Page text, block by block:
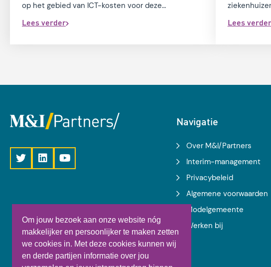
Om jouw bezoek aan onze website nóg
makkelijker en persoonlijker te maken zetten
we cookies in. Met deze cookies kunnen wij
en derde partijen informatie over jou
op het gebied van ICT-kosten voor deze
ziekenhuizen nog groter geworden, mede door de
Lees verder Lees verder
Navigatie
Over M&I/Partners
Interim-management
Privacybeleid
Algemene voorwaarden
Modelgemeente
Werken bij